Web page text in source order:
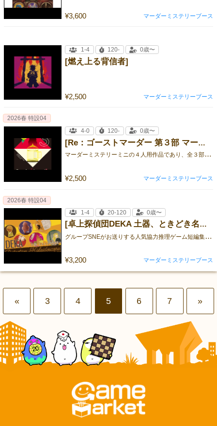
¥3,600 マーダーミステリーブース
[燃え上る背信者]
¥2,500
1-4 120- 0歳〜
マーダーミステリーブース
[Re：ゴーストマーダー 第３部 マーダーミステリーを始めない]
マ
ーダーミステリーミニの４人用作品であり、全３部を予定している「Re：ゴーストマーダー」シリーズの第３作
¥2,500
2026春 特設04
4-0
120- 0歳〜
マーダーミステリーブース
[卓上探偵団DEKA 土器、ときどき名探偵]
グ
ループSNEがお送りする人気協力推理ゲーム短編集の第3弾が登場！ 短編推理ゲームが6本収録されています。
¥3,200
2026春 特設04
1-4
20-120 0歳〜
マーダーミステリーブース
« 3 4 5 6 7 »